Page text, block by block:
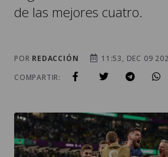
de las mejores cuatro.
POR REDACCIÓN
11:53, DEC 09
COMPARTIR: